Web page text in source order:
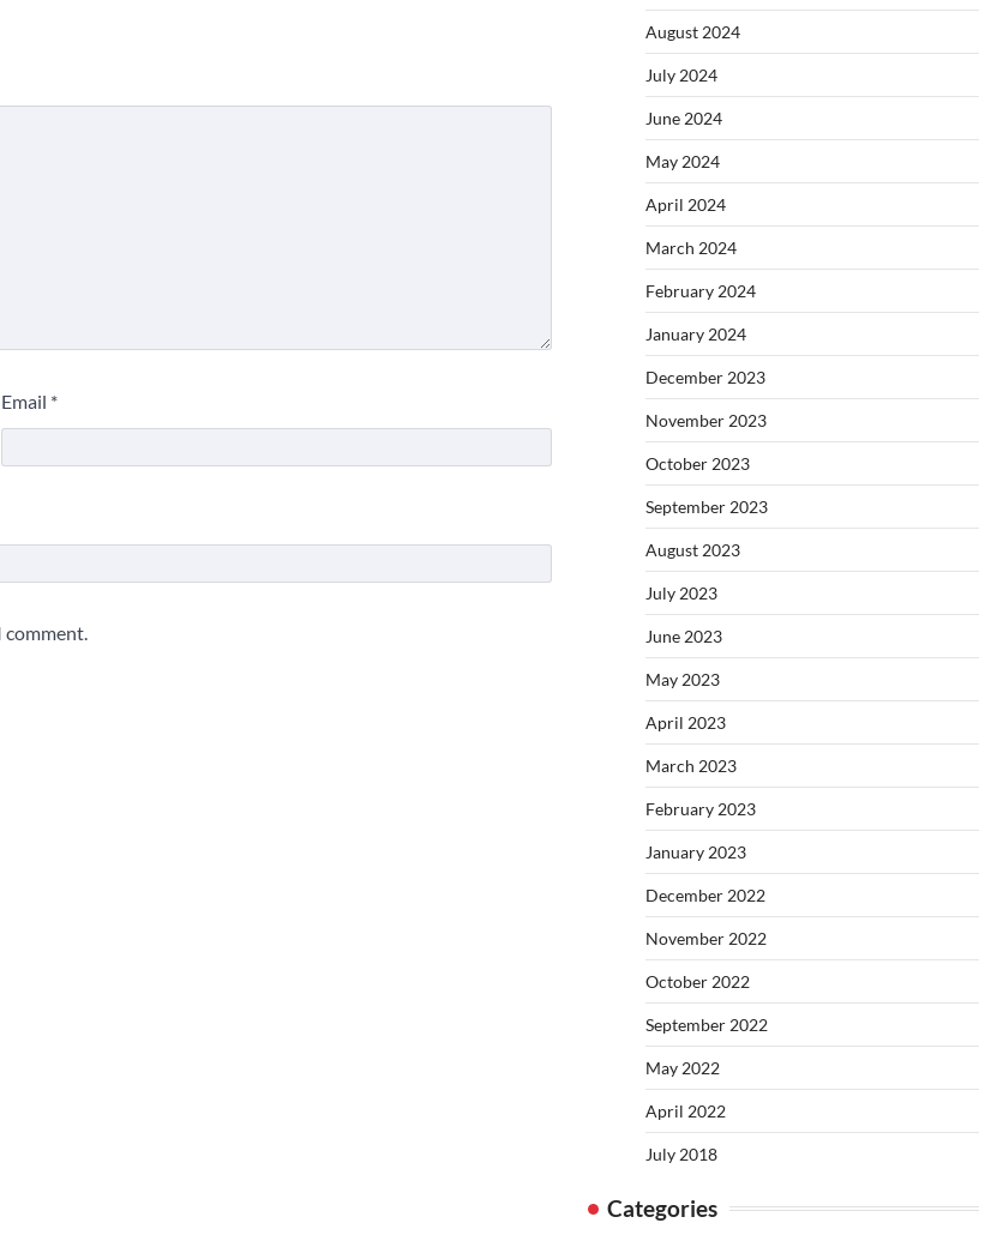
Email *
August 2024
July 2024
June 2024
May 2024
April 2024
March 2024
February 2024
January 2024
December 2023
November 2023
October 2023
September 2023
August 2023
July 2023
June 2023
May 2023
April 2023
March 2023
February 2023
January 2023
December 2022
November 2022
October 2022
September 2022
May 2022
April 2022
July 2018
Categories